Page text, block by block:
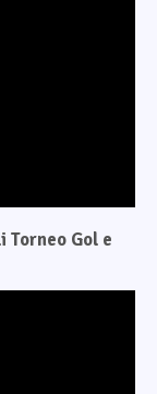
Torneo Gol e